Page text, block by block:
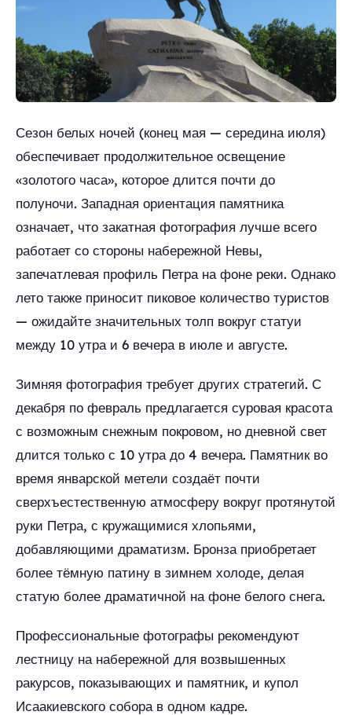
Сезон белых ночей (конец мая — середина июля)
обеспечивает продолжительное освещение
«золотого часа», которое длится почти до
полуночи. Западная ориентация памятника
означает, что закатная фотография лучше всего
работает со стороны набережной Невы,
запечатлевая профиль Петра на фоне реки. Однако
лето также приносит пиковое количество туристов
— ожидайте значительных толп вокруг статуи
между 10 утра и 6 вечера в июле и августе.
Зимняя фотография требует других стратегий. С
декабря по февраль предлагается суровая красота
с возможным снежным покровом, но дневной свет
длится только с 10 утра до 4 вечера. Памятник во
время январской метели создаёт почти
сверхъестественную атмосферу вокруг протянутой
руки Петра, с кружащимися хлопьями,
добавляющими драматизм. Бронза приобретает
более тёмную патину в зимнем холоде, делая
статую более драматичной на фоне белого снега.
Профессиональные фотографы рекомендуют
лестницу на набережной для возвышенных
ракурсов, показывающих и памятник, и купол
Исаакиевского собора в одном кадре.